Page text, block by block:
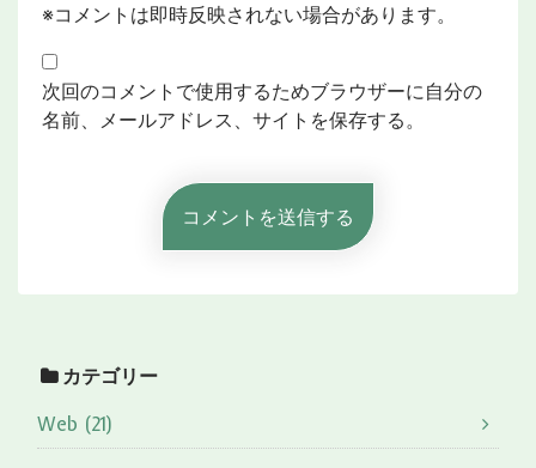
※コメントは即時反映されない場合があります。
次回のコメントで使用するためブラウザーに自分の
名前、メールアドレス、サイトを保存する。
カテゴリー
Web (21)